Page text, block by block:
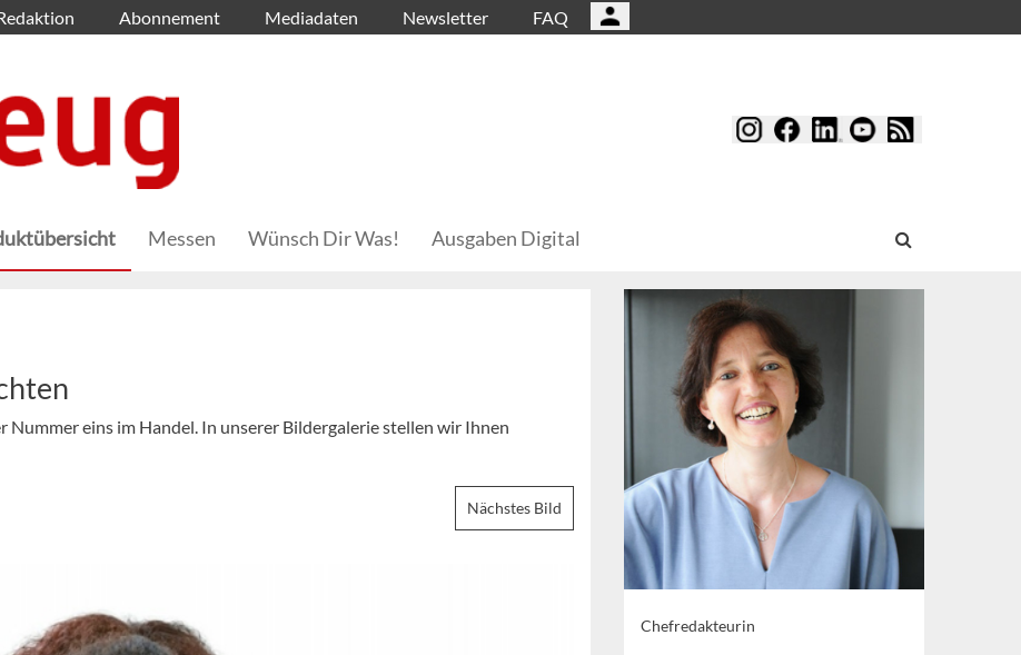
Abonnement Mediadaten Newsletter FAQ
Messen Wünsch Dir Was! Ausgaben Digital
eins im Handel. In unserer Bildergalerie stellen wir Ihnen
Nächstes Bild
Chefredakteurin